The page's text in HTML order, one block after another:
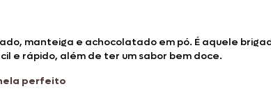
manteiga e achocolatado em pó. É aquele
e rápido, além de ter um sabor bem doce.
perfeito